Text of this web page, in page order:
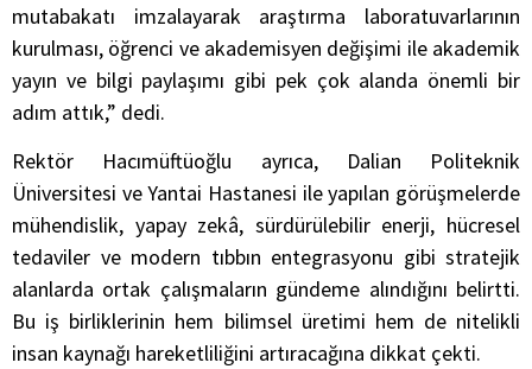
mutabakatı imzalayarak araştırma laboratuvarlarının
kurulması, öğrenci ve akademisyen değişimi ile akademik
yayın ve bilgi paylaşımı gibi pek çok alanda önemli bir
adım attık,” dedi.
Rektör Hacımüftüoğlu ayrıca, Dalian Politeknik
Üniversitesi ve Yantai Hastanesi ile yapılan görüşmelerde
mühendislik, yapay zekâ, sürdürülebilir enerji, hücresel
tedaviler ve modern tıbbın entegrasyonu gibi stratejik
alanlarda ortak çalışmaların gündeme alındığını belirtti.
Bu iş birliklerinin hem bilimsel üretimi hem de nitelikli
insan kaynağı hareketliliğini artıracağına dikkat çekti.